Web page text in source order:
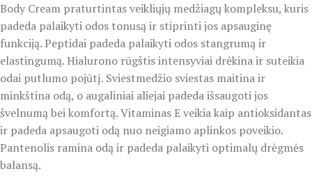
Body Cream praturtintas veikliųjų medžiagų kompleksu, kuris
padeda palaikyti odos tonusą ir stiprinti jos apsauginę
funkciją. Peptidai padeda palaikyti odos stangrumą ir
elastingumą. Hialurono rūgštis intensyviai drėkina ir suteikia
odai putlumo pojūtį. Sviestmedžio sviestas maitina ir
minkština odą, o augaliniai aliejai padeda išsaugoti jos
švelnumą bei komfortą. Vitaminas E veikia kaip antioksidantas
ir padeda apsaugoti odą nuo neigiamo aplinkos poveikio.
Pantenolis ramina odą ir padeda palaikyti optimalų drėgmės
balansą.